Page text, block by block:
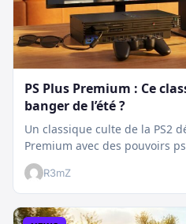
PS Plus Premium : Ce
banger de l’été ?
Un classique culte de la PS2
Premium avec des pouvoirs
boostée.…
R3mZ